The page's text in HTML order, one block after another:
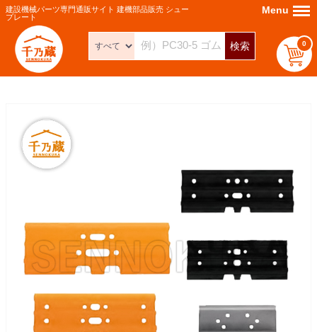
建設機械パーツ専門通販サイト 建機部品販売 シュー
プレート
検索 0
Menu Menu